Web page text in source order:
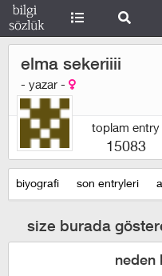
elma sekeriiii
- yazar -
toplam entry
15083
biyografi son entryleri
size burada
neden